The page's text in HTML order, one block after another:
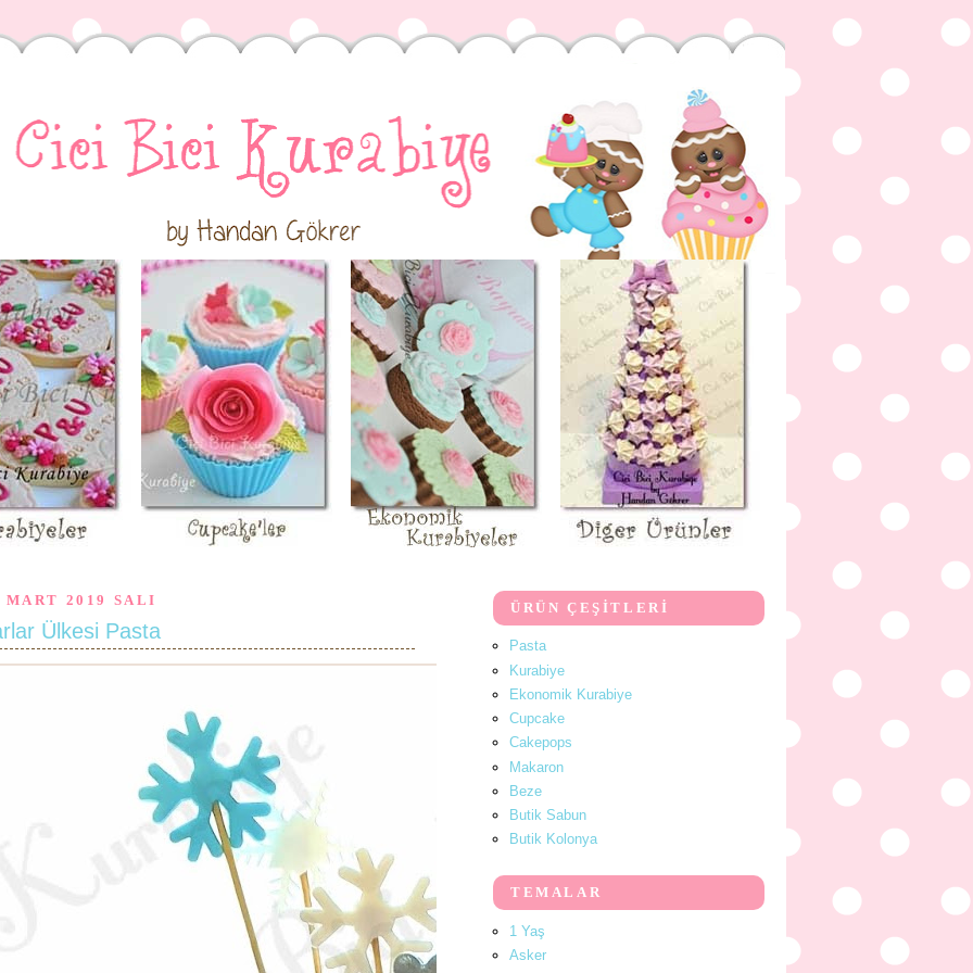
MART 2019 SALI
Ülkesi Pasta
ÜRÜN ÇEŞİTLERİ
Pasta
Kurabiye
Ekonomik Kurabiye
Cupcake
Cakepops
Makaron
Beze
Butik Sabun
Butik Kolonya
TEMALAR
1 Yaş
Asker